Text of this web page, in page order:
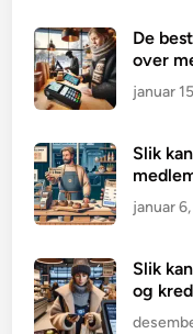
De
over
januar
Slik
januar
Slik
og